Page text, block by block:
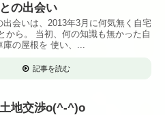
の出会い
出会いは、2013年3月に何気無く自宅
から。 当初、何の知識も無かった自
の屋根を 使い、...
記事を読む
地交渉o(^-^)o